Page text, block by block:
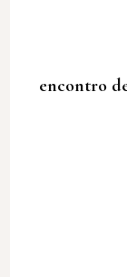
encontro